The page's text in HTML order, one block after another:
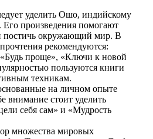
уделить Ошо, индийскому
произведения помогают
постичь окружающий мир. В
рекомендуются:
проще», «Ключи к новой
пользуются книги
техникам.
на личном опыте
внимание стоит уделить
себя сам» и «Мудрость
множества мировых